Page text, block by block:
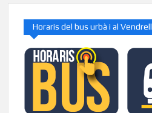
Horaris del bus urbà i al Vendrell